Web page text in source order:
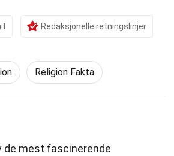
Redaksjonelle retningslinjer
Religion Fakta
de mest fascinerende